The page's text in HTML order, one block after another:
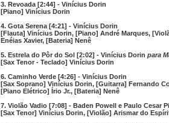
3. Revoada [2:44] - Vinícius Dorin
[Piano] Vinícius Dorin
4. Gota Serena [4:21] - Vinícius Dorin
[Flauta] Vinícius Dorin, [Piano] André Marques,
Enéias Xavier, [Bateria] Nenê
5. Estrela do Pôr do Sol [2:02] - Vinícius Dorin para
[Sax Tenor - Teclado] Vinícius Dorin
6. Caminho Verde [4:26] - Vinícius Dorin
[Sax Soprano] Vinícius Dorin, [Guitarra] Fernando
[Piano Elétrico] Írio Jr., [Bateria] Nenê
7. Violão Vadio [7:08] - Baden Powell e Paulo Cesar
[Sax Tenor] Vinícius Dorin, [Violão] Arismar do